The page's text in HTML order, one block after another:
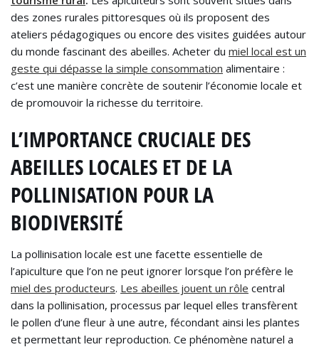
des zones rurales pittoresques où ils proposent des
ateliers pédagogiques ou encore des visites guidées autour
du monde fascinant des abeilles. Acheter du miel local est un
geste qui dépasse la simple consommation alimentaire :
c’est une manière concrète de soutenir l’économie locale et
de promouvoir la richesse du territoire.
L’IMPORTANCE CRUCIALE DES
ABEILLES LOCALES ET DE LA
POLLINISATION POUR LA
BIODIVERSITÉ
La pollinisation locale est une facette essentielle de
l’apiculture que l’on ne peut ignorer lorsque l’on préfère le
miel des producteurs. Les abeilles jouent un rôle central
dans la pollinisation, processus par lequel elles transfèrent
le pollen d’une fleur à une autre, fécondant ainsi les plantes
et permettant leur reproduction. Ce phénomène naturel a